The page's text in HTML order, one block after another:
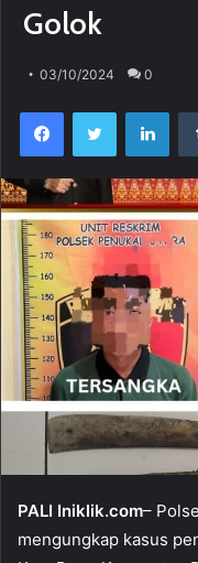
Golok
03/10/2024 0
PALI Iniklik.com–
mengungkap kasus